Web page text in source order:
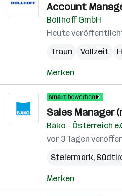
Account
Böllhoff GmbH
Heute
Traun
Vollzeit
Merken
Sales Manager
Bäko - Österreich
vor 3 Tagen
Steiermark,
Merken